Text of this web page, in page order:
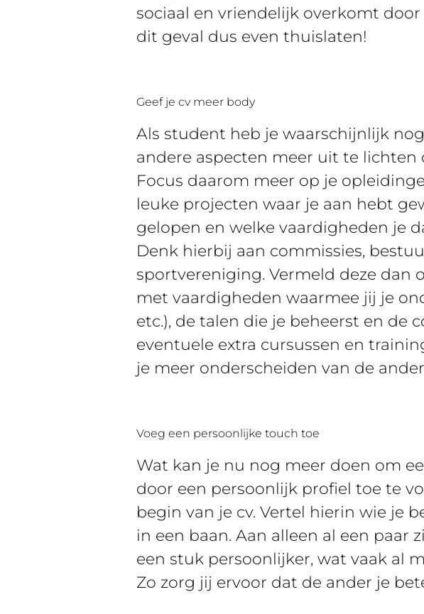
sociaal en vriendelijk overkomt
dit geval dus even thuislaten!
Geef je cv meer body
Als student heb je waarschijnlijk
andere aspecten meer uit te
Focus daarom meer op je
leuke projecten waar je aan hebt
gelopen en welke vaardigheden je
Denk hierbij aan commissies,
sportvereniging. Vermeld deze dan
met vaardigheden waarmee jij je
etc.), de talen die je beheerst en de
eventuele extra cursussen en
je meer onderscheiden van de
Voeg een persoonlijke touch toe
Wat kan je nu nog meer doen om
door een persoonlijk profiel toe te
begin van je cv. Vertel hierin wie je
in een baan. Aan alleen al een paar
een stuk persoonlijker, wat vaak al
Zo zorg jij ervoor dat de ander je